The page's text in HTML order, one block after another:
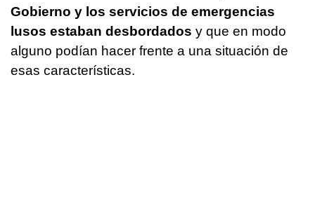
Gobierno y los servicios de emergencias
lusos estaban desbordados y que en modo
alguno podían hacer frente a una situación de
esas características.